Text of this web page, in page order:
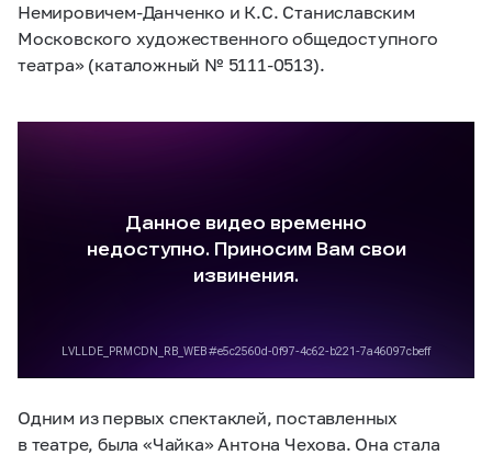
Немировичем-Данченко и К.С. Станиславским
Московского художественного общедоступного
театра» (каталожный № 5111-0513).
Одним из первых спектаклей, поставленных
в театре, была «Чайка» Антона Чехова. Она стала